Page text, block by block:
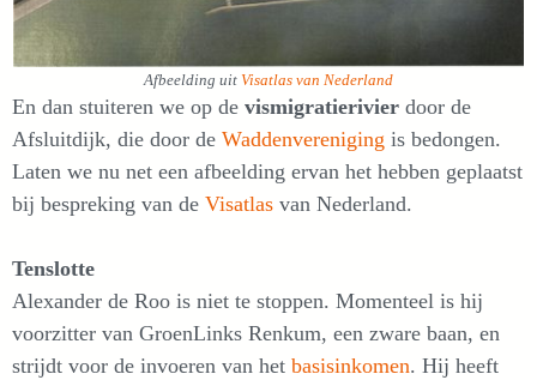
Afbeelding uit Visatlas van Nederland
En dan stuiteren we op de vismigratierivier door de
Afsluitdijk, die door de Waddenvereniging is bedongen.
Laten we nu net een afbeelding ervan het hebben geplaatst
bij bespreking van de Visatlas van Nederland.
Tenslotte
Alexander de Roo is niet te stoppen. Momenteel is hij
voorzitter van GroenLinks Renkum, een zware baan, en
strijdt voor de invoeren van het basisinkomen. Hij heeft